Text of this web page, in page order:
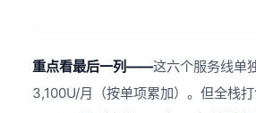
重点看最后一列——这六个服务线单
3,100U/月（按单项累加）。但全栈